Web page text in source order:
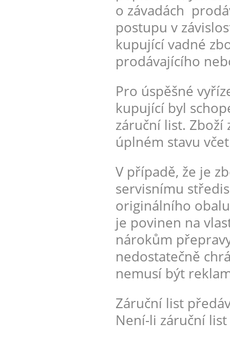
o závadách
postupu v
kupující vadné
prodávajícího
Pro úspěšné
kupující byl
záruční list. Zboží
úplném stavu
V případě, že je
servisnímu
originálního
je povinen na
nárokům
nedostatečně
nemusí být
Záruční list
Není-li záruční